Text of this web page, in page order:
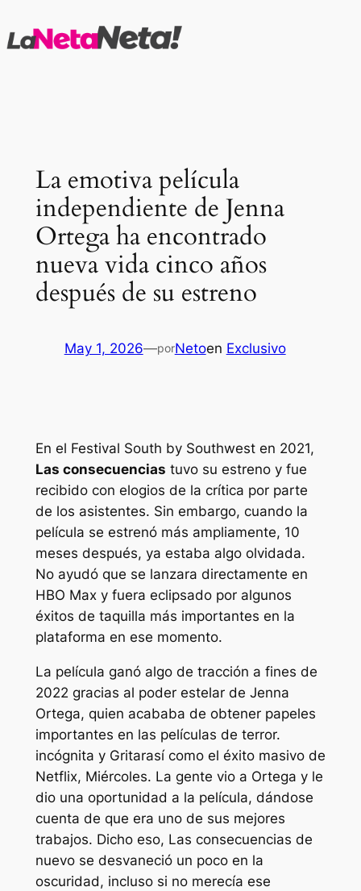
al
La emotiva película
independiente de Jenna
Ortega ha encontrado
nueva vida cinco años
después de su estreno
May 1, 2026—porNetoen Exclusivo
En el Festival South by Southwest en 2021,
Las consecuencias tuvo su estreno y fue
recibido con elogios de la crítica por parte
de los asistentes. Sin embargo, cuando la
película se estrenó más ampliamente, 10
meses después, ya estaba algo olvidada.
No ayudó que se lanzara directamente en
HBO Max y fuera eclipsado por algunos
éxitos de taquilla más importantes en la
plataforma en ese momento.
La película ganó algo de tracción a fines de
2022 gracias al poder estelar de Jenna
Ortega, quien acababa de obtener papeles
importantes en las películas de terror.
incógnita y Gritarasí como el éxito masivo de
Netflix, Miércoles. La gente vio a Ortega y le
dio una oportunidad a la película, dándose
cuenta de que era uno de sus mejores
trabajos. Dicho eso, Las consecuencias de
nuevo se desvaneció un poco en la
oscuridad, incluso si no merecía ese